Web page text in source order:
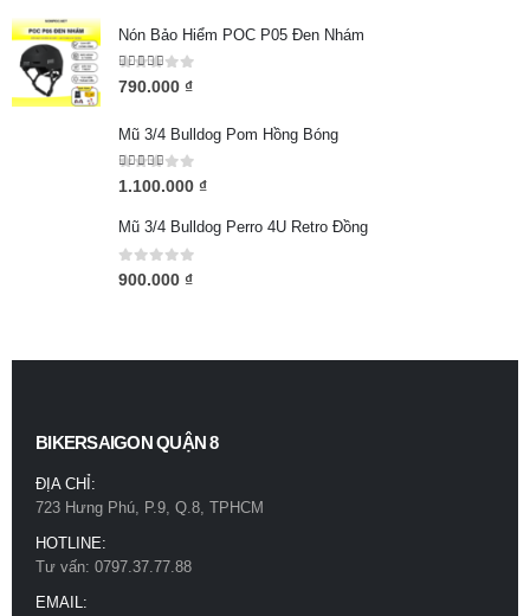
Nón Bảo Hiểm POC P05 Đen Nhám
5.00 out of 5
790.000 ₫
Mũ 3/4 Bulldog Pom Hồng Bóng
5.00out of 5
1.100.000 ₫
Mũ 3/4 Bulldog Perro 4U Retro Đồng
0out of 5
900.000 ₫
BIKERSAIGON QUẬN 8
ĐỊA CHỈ:
723 Hưng Phú, P.9, Q.8, TPHCM
HOTLINE:
Tư vấn: 0797.37.77.88
EMAIL: